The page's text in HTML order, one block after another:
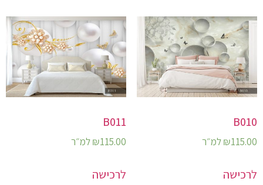
B010
₪115.00 למ״ר
לרכישה
B011
₪115.00 למ״ר
לרכישה